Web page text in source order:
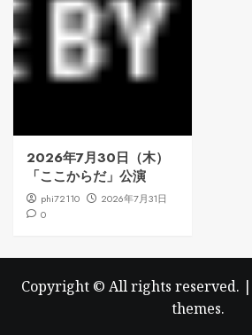
2026年7月30日（木）
「ここからだ」公演
phi72110
2026年7月31日
0
Copyright © All rights reserved. |
themes.